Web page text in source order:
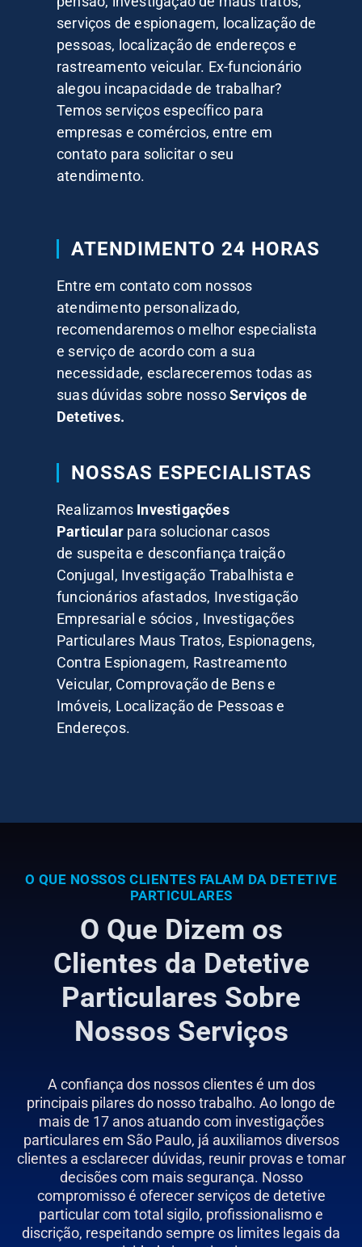
serviços de espionagem, localização de
pessoas, localização de endereços e
rastreamento veicular. Ex-funcionário
alegou incapacidade de trabalhar?
Temos serviços específico para
empresas e comércios, entre em
contato para solicitar o seu
atendimento.
ATENDIMENTO 24 HORAS
Entre em contato com nossos
atendimento personalizado,
recomendaremos o melhor especialista
e serviço de acordo com a sua
necessidade, esclareceremos todas as
suas dúvidas sobre nossoServiços de
Detetives.
NOSSAS ESPECIALISTAS
Realizamos Investigações
Particular para solucionar casos
de suspeita e desconfiança traição
Conjugal, Investigação Trabalhista e
funcionários afastados, Investigação
Empresarial e sócios , Investigações
Particulares Maus Tratos, Espionagens,
Contra Espionagem, Rastreamento
Veicular, Comprovação de Bens e
Imóveis, Localização de Pessoas e
Endereços.
O QUE NOSSOS CLIENTES FALAM DA DETETIVE
PARTICULARES
O Que Dizem os
Clientes da Detetive
Particulares Sobre
Nossos Serviços
A confiança dos nossos clientes é um dos
principais pilares do nosso trabalho. Ao longo de
mais de 17 anos atuando com investigações
particulares em São Paulo, já auxiliamos diversos
clientes a esclarecer dúvidas, reunir provas e tomar
decisões com mais segurança. Nosso
compromisso é oferecer serviços de detetive
particular com total sigilo, profissionalismo e
discrição, respeitando sempre os limites legais da